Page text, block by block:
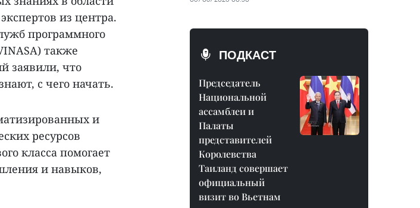
из центра.
программного
также
заявили, что
с чего начать.
и
ресурсов
класса помогает
и навыков,
ПОДКАСТ
Председатель
Национальной
ассамблеи и
Палаты
представителей
Королевства
Таиланд совершает
официальный
визит во Вьетнам